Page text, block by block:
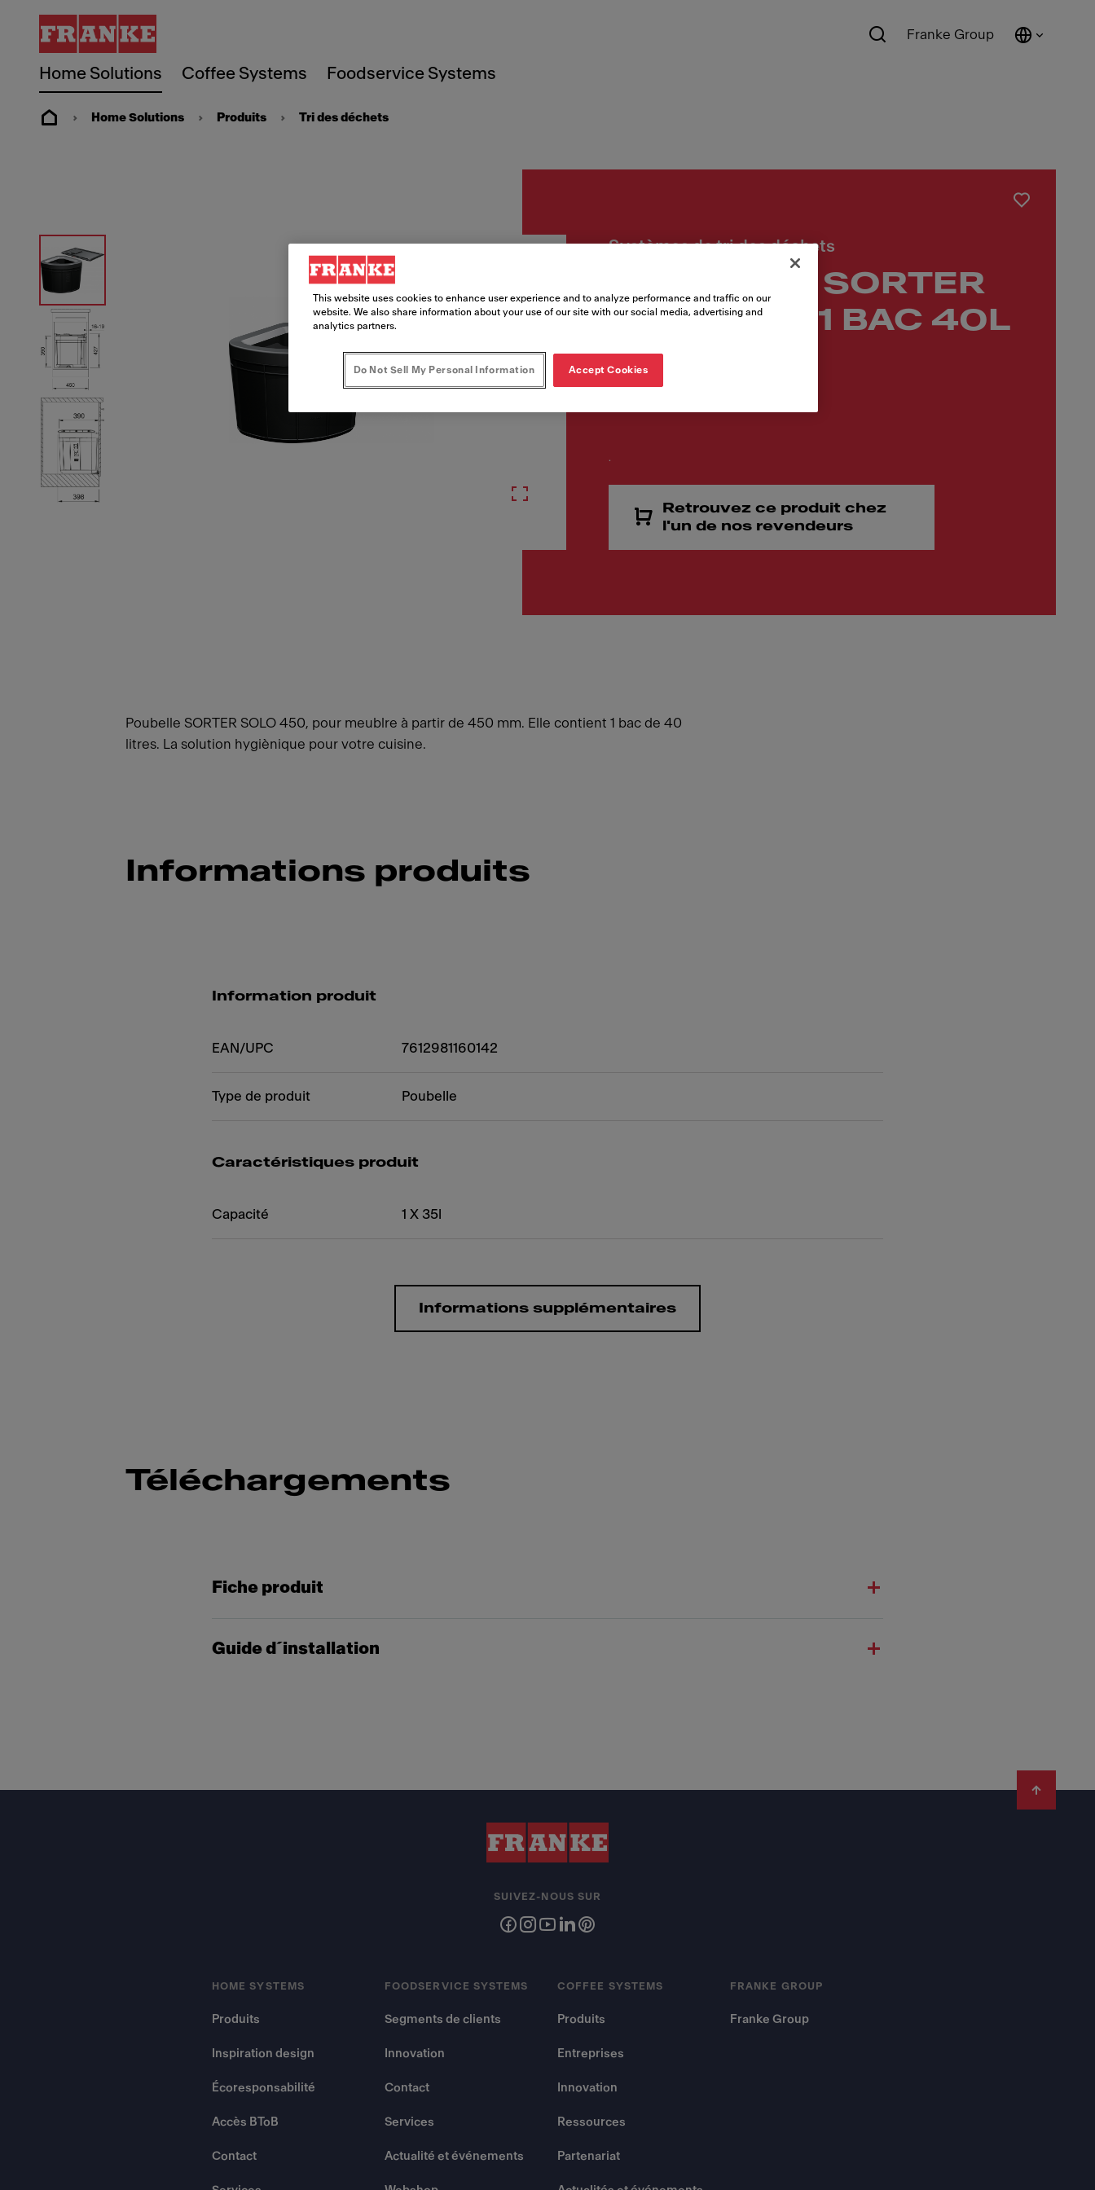
Home Solutions Coffee Systems Foodservice Systems
Franke Group
Home Solutions Produits Tri des déchets
Systèmes de tri des déchets
POUBELLE SORTER
SOLO 450 1 BAC 40L
Code article
121.0307.565
.
Retrouvez ce produit chez
l'un de nos revendeurs
Poubelle SORTER SOLO 450, pour meublre à partir de 450 mm. Elle contient 1 bac de 40
litres. La solution hygiènique pour votre cuisine.
Informations produits
Information produit
EAN/UPC 7612981160142
Type de produit Poubelle
Caractéristiques produit
Capacité 1 X 35l
Informations supplémentaires
Téléchargements
Fiche produit
Guide d´installation
HOME SYSTEMS
Produits
Inspiration design
Écoresponsabilité
Accès BToB
Contact
FOODSERVICE SYSTEMS
Segments de clients
Innovation
Contact
Services
Actualité et événements
COFFEE SYSTEMS
Produits
Entreprises
Innovation
Ressources
Partenariat
FRANKE GROUP
Franke Group
SUIVEZ-NOUS SUR
This website uses cookies to enhance user experience and to analyze performance and traffic on our
website. We also share information about your use of our site with our social media, advertising and
analytics partners.
Do Not Sell My Personal Information Accept Cookies